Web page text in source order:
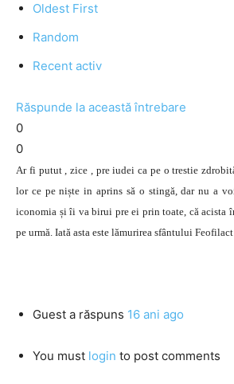
Oldest First
Random
Recent activ
Răspunde la această întrebare
0
0
Ar fi putut , zice , pre iudei ca pe o trestie
lor ce pe niște in aprins să o stingă, dar nu a
iconomia și îi va birui pre ei prin toate, că acista
pe urmă. Iată asta este lămurirea sfântului
Guest a răspuns 16 ani ago
You must login to post comments